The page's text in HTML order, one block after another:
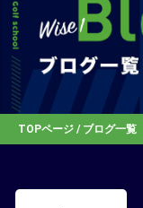
初めての⽅へ
体験レッスン
店舗一覧
TOPページ / ブログ一覧